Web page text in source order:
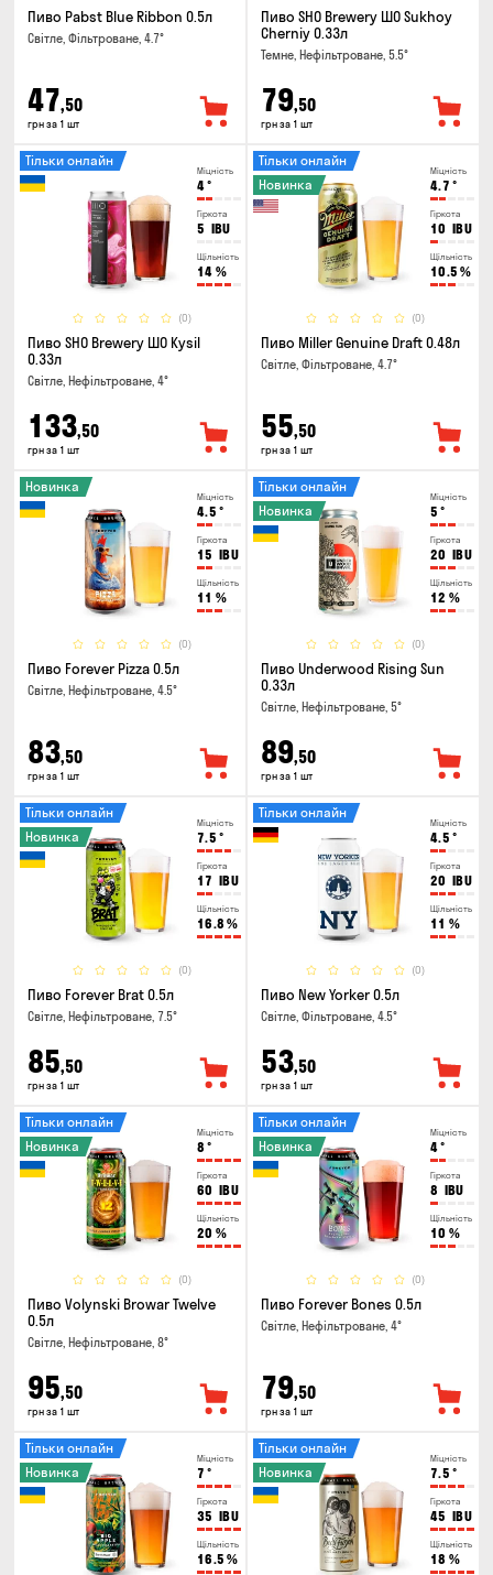
Пиво Pabst Blue Ribbon 0.5л
Світле, Фільтроване, 4.7°
47,50
грн за 1 шт
Пиво SHO Brewery ШО Sukhoy
Cherniy 0.33л
Темне, Нефільтроване, 5.5°
79,50
грн за 1 шт
Міцність
4°
Гіркота
5 IBU
Щільність
14 %
(0)
Тільки онлайн
Пиво SHO Brewery ШО Kysil
0.33л
Світле, Нефільтроване, 4°
133,50
грн за 1 шт
Міцність
4.7 °
Гіркота
10 IBU
Щільність
10.5 %
(0)
Тільки онлайн
Новинка
Пиво Miller Genuine Draft 0.48л
Світле, Фільтроване, 4.7°
55,50
грн за 1 шт
Міцність
4.5 °
Гіркота
15 IBU
Щільність
11 %
(0)
Новинка
Пиво Forever Pizza 0.5л
Світле, Нефільтроване, 4.5°
83,50
грн за 1 шт
Міцність
5 °
Гіркота
20 IBU
Щільність
12 %
(0)
Тільки онлайн
Новинка
Пиво Underwood Rising Sun
0.33л
Світле, Нефільтроване, 5°
89,50
грн за 1 шт
Міцність
7.5 °
Гіркота
17 IBU
Щільність
16.8 %
(0)
Тільки онлайн
Новинка
Пиво Forever Brat 0.5л
Світле, Нефільтроване, 7.5°
85,50
грн за 1 шт
Міцність
4.5 °
Гіркота
20 IBU
Щільність
11 %
(0)
Тільки онлайн
Пиво New Yorker 0.5л
Світле, Фільтроване, 4.5°
53,50
грн за 1 шт
Міцність
8 °
Гіркота
60 IBU
Щільність
20 %
(0)
Тільки онлайн
Новинка
Пиво Volynski Browar Twelve
0.5л
Світле, Нефільтроване, 8°
95,50
грн за 1 шт
Міцність
4°
Гіркота
8 IBU
Щільність
10 %
(0)
Тільки онлайн
Новинка
Пиво Forever Bones 0.5л
Світле, Нефільтроване, 4°
79,50
грн за 1 шт
Міцність
7 °
Гіркота
35 IBU
Щільність
16.5 %
Тільки онлайн
Новинка
Міцність
7.5 °
Гіркота
45 IBU
Щільність
18 %
Тільки онлайн
Новинка